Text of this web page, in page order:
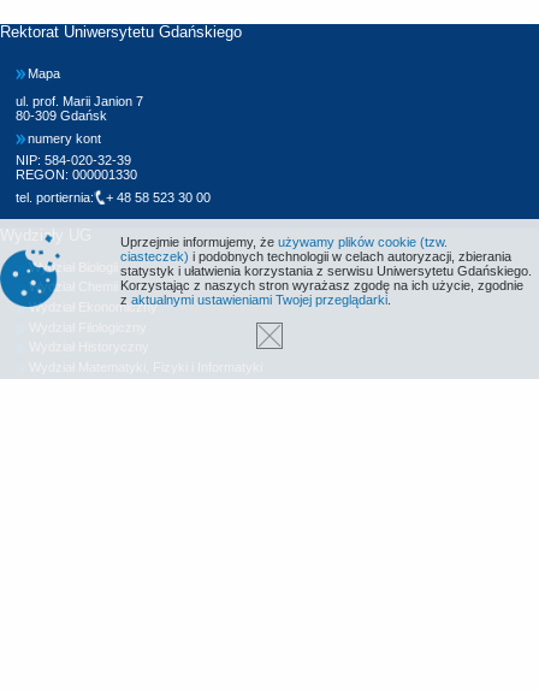
Rektorat Uniwersytetu Gdańskiego
Mapa
ul. prof. Marii Janion 7
80-309 Gdańsk
numery kont
NIP: 584-020-32-39
REGON: 000001330
tel. portiernia:
+ 48 58 523 30 00
Wydziały UG
Wydział Biologii
Wydział Chemii
Wydział Ekonomiczny
Uprzejmie informujemy, że używamy plików cookie (tzw.
ciasteczek) i podobnych technologii w celach autoryzacji, zbierania
statystyk i ułatwienia korzystania z serwisu Uniwersytetu Gdańskiego.
Korzystając z naszych stron wyrażasz zgodę na ich użycie, zgodnie
z aktualnymi ustawieniami Twojej przeglądarki